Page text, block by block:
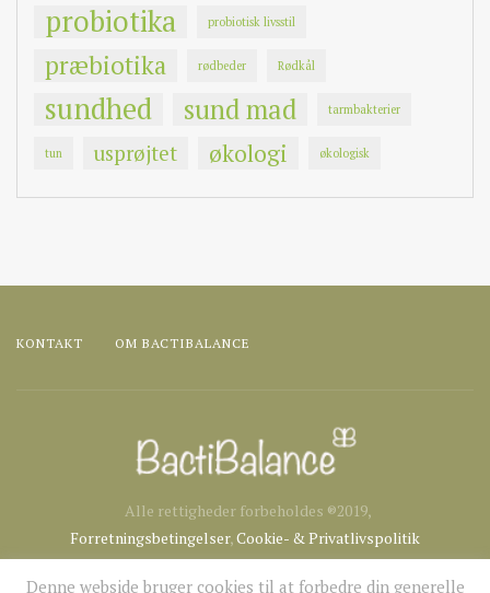
probiotika probiotisk livsstil
præbiotika rødbeder Rødkål
sundhed sund mad tarmbakterier
tun usprøjtet økologi økologisk
KONTAKT OM BACTIBALANCE
Alle rettigheder forbeholdes ®2019,
Forretningsbetingelser, Cookie- & Privatlivspolitik
Denne webside bruger cookies til at forbedre din generelle